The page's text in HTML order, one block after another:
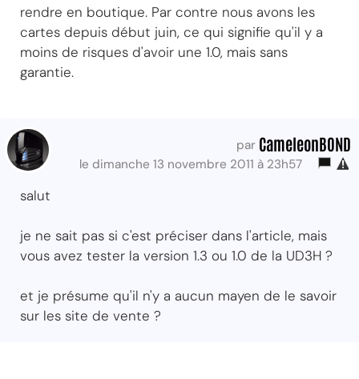
rendre en boutique. Par contre nous avons les
cartes depuis début juin, ce qui signifie qu'il y a
moins de risques d'avoir une 1.0, mais sans
garantie.
par CameleonBOND
le dimanche 13 novembre 2011 à 23h57
salut
je ne sait pas si c'est préciser dans l'article, mais
vous avez tester la version 1.3 ou 1.0 de la UD3H ?
et je présume qu'il n'y a aucun mayen de le savoir
sur les site de vente ?